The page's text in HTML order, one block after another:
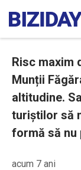
Risc maxim
Munții
altitudine.
turiștilor să
formă să nu
acum 7 ani